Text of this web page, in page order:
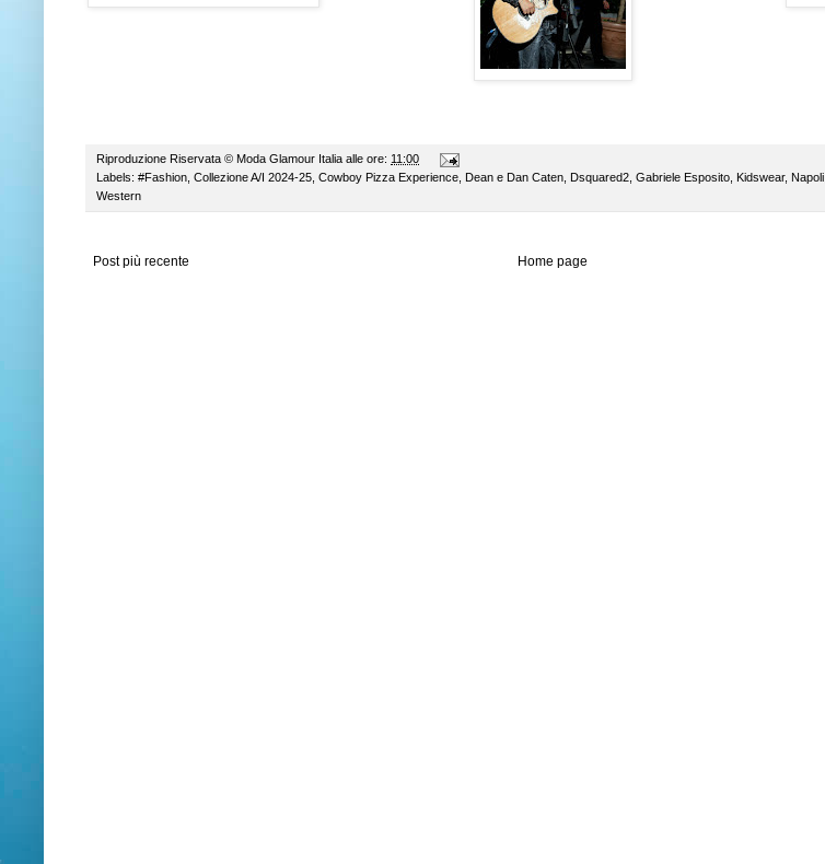
Riproduzione Riservata © Moda Glamour Italia alle ore: 11:00
Labels: #Fashion Collezione A/I 2024-25 Cowboy Pizza Experience Dean e Dan Caten Dsquared2 Gabriele Esposito Kidswear, Napoli
Western
Post più recente Home page